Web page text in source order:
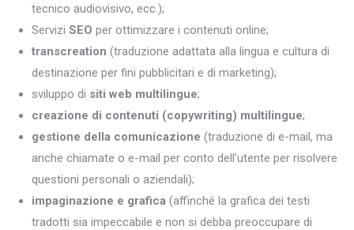
tecnico audiovisivo, ecc.);
Servizi SEO per ottimizzare i contenuti online;
transcreation (traduzione adattata alla lingua e cultura di
destinazione per fini pubblicitari e di marketing);
sviluppo di siti web multilingue;
creazione di contenuti (copywriting) multilingue;
gestione della comunicazione (traduzione di e-mail, ma
anche chiamate o e-mail per conto dell’utente per risolvere
questioni personali o aziendali);
impaginazione e grafica (affinché la grafica dei testi
tradotti sia impeccabile e non si debba preoccupare di